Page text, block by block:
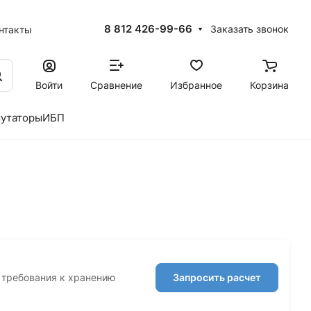
8 812 426-99-66 Заказать звонок
Войти
Сравнение Избранное Корзина
ИБП
к хранению
Запросить расчет